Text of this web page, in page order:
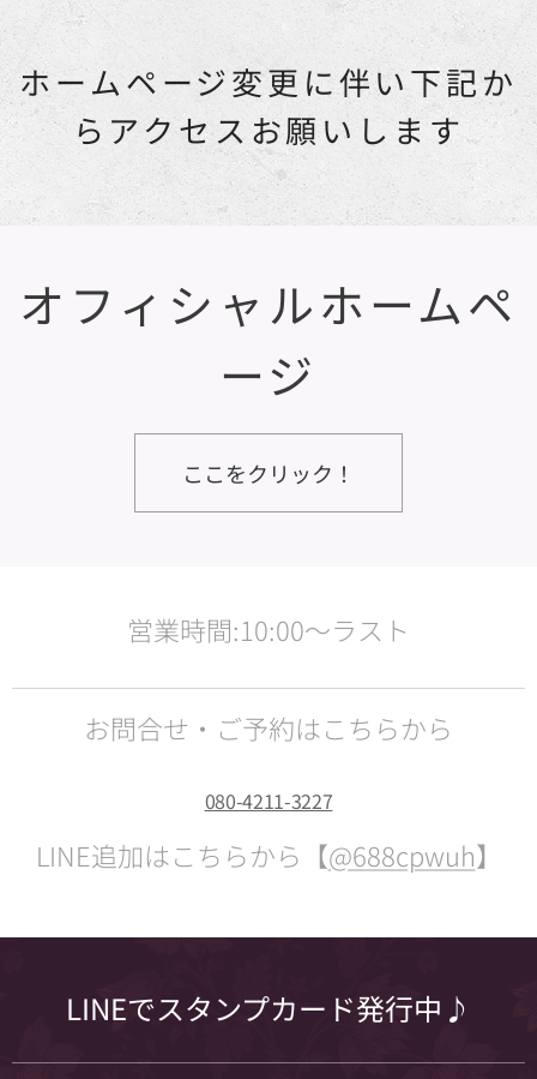
ホームページ変更に伴い下記か
らアクセスお願いします
オフィシャルホームペ
ージ
ここをクリック！
営業時間:10:00〜ラスト
お問合せ・ご予約はこちらから
080-4211-3227
LINE追加はこちらから【@688cpwuh】
LINEでスタンプカード発行中♪